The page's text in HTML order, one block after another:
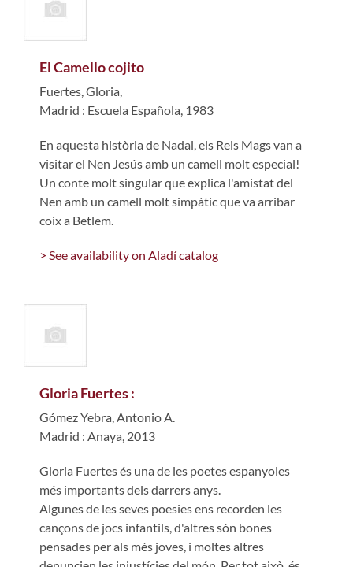
El Camello cojito
Fuertes, Gloria,
Madrid : Escuela Española, 1983
En aquesta història de Nadal, els Reis Mags van a
visitar el Nen Jesús amb un camell molt especial!
Un conte molt singular que explica l'amistat del
Nen amb un camell molt simpàtic que va arribar
coix a Betlem.
> See availability on Aladí catalog
Gloria Fuertes :
Gómez Yebra, Antonio A.
Madrid : Anaya, 2013
Gloria Fuertes és una de les poetes espanyoles
més importants dels darrers anys.
Algunes de les seves poesies ens recorden les
cançons de jocs infantils, d'altres són bones
pensades per als més joves, i moltes altres